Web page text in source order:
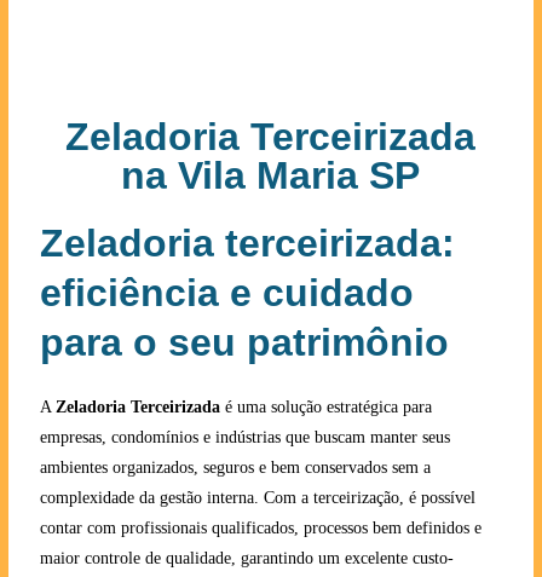
Zeladoria Terceirizada
na Vila Maria SP
Zeladoria terceirizada:
eficiência e cuidado
para o seu patrimônio
A Zeladoria Terceirizadaé uma solução estratégica para
empresas, condomínios e indústrias que buscam manter seus
ambientes organizados, seguros e bem conservados sem a
complexidade da gestão interna. Com a terceirização, é possível
contar com profissionais qualificados, processos bem definidos e
maior controle de qualidade, garantindo um excelente custo-